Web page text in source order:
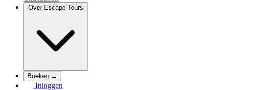
Over Escape Tours
Boeken →
Inloggen